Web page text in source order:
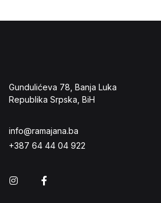
Gundulićeva 78, Banja Luka
Republika Srpska, BiH
info@ramajana.ba
+387 64 44 04 922
Instagram